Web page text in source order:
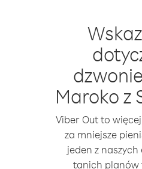
Maroko z
Viber Out to
za mniejsze
jeden z
tanich planów